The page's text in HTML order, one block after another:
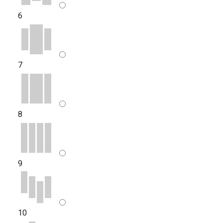
6
7
8
9
10